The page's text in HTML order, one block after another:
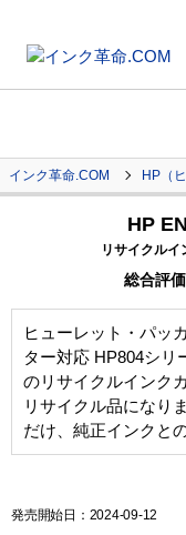
インク革命.COM HP（
HP
リサイクル
総合評価
ヒューレット・パッ
ター対応 HP804シリ
のリサイクルインク
リサイクル品になり
だけ、純正インクと
発売開始日：2024-09-12